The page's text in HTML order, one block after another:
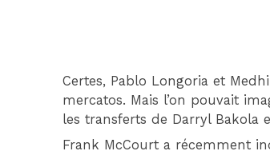
Certes, Pablo Longoria et
mercatos. Mais l’on pouvait
les transferts de Darryl Bakola
Frank McCourt a récemment